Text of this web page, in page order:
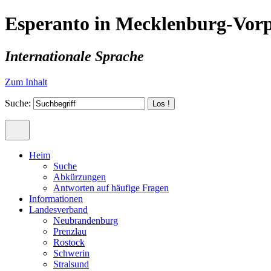
Esperanto in Mecklenburg-
Internationale Sprache
Zum Inhalt
Suche:
Heim
Suche
Abkürzungen
Antworten auf häufige Fragen
Informationen
Landesverband
Neubrandenburg
Prenzlau
Rostock
Schwerin
Stralsund